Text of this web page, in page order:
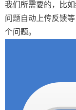
我们所需要的，比
问题自动上传反馈
个问题。